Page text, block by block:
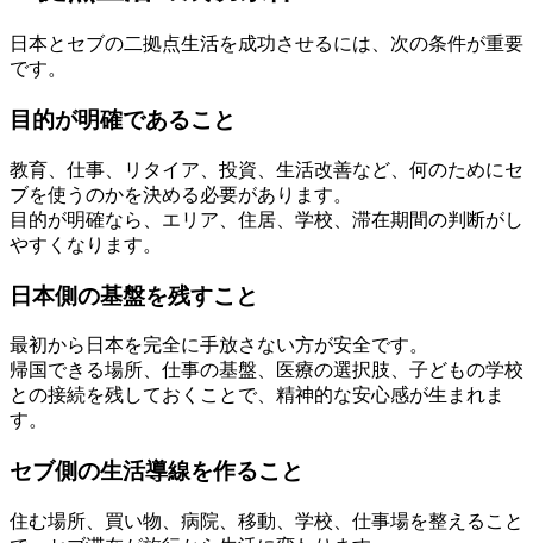
日本とセブの二拠点生活を成功させるには、次の条件が重要
です。
目的が明確であること
教育、仕事、リタイア、投資、生活改善など、何のためにセ
ブを使うのかを決める必要があります。
目的が明確なら、エリア、住居、学校、滞在期間の判断がし
やすくなります。
日本側の基盤を残すこと
最初から日本を完全に手放さない方が安全です。
帰国できる場所、仕事の基盤、医療の選択肢、子どもの学校
との接続を残しておくことで、精神的な安心感が生まれま
す。
セブ側の生活導線を作ること
住む場所、買い物、病院、移動、学校、仕事場を整えること